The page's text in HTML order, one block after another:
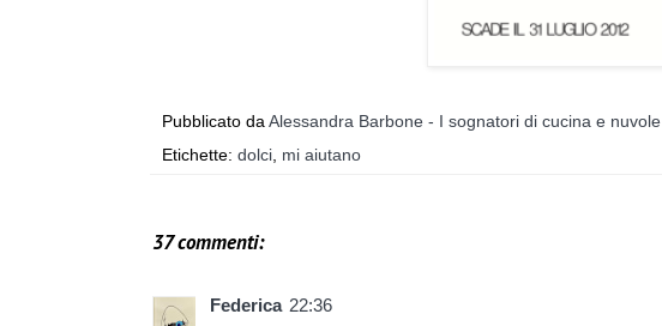
Pubblicato da Alessandra Barbone - I sognatori di cucina e nuvole
Etichette: dolci, mi aiutano
37 commenti:
Federica 22:36